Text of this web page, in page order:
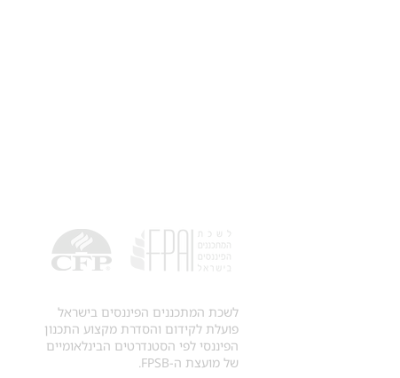
לשכת המתכננים הפיננסים בישראל
פועלת לקידום והסדרת מקצוע התכנון
הפיננסי לפי הסטנדרטים הבינלאומיים
של מועצת ה-FPSB.